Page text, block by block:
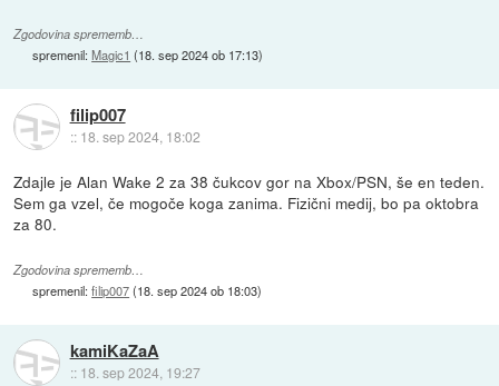
Zgodovina sprememb…
spremenil:Magic1 (18. sep 2024 ob 17:13)
filip007
:: 18. sep 2024, 18:02
Zdajle je Alan Wake 2 za 38 čukcov gor na Xbox/PSN, še en teden.
Sem ga vzel, če mogoče koga zanima. Fizični medij, bo pa oktobra
za 80.
Zgodovina sprememb…
spremenil:filip007(18. sep 2024 ob 18:03)
kamiKaZaA
:: 18. sep 2024, 19:27